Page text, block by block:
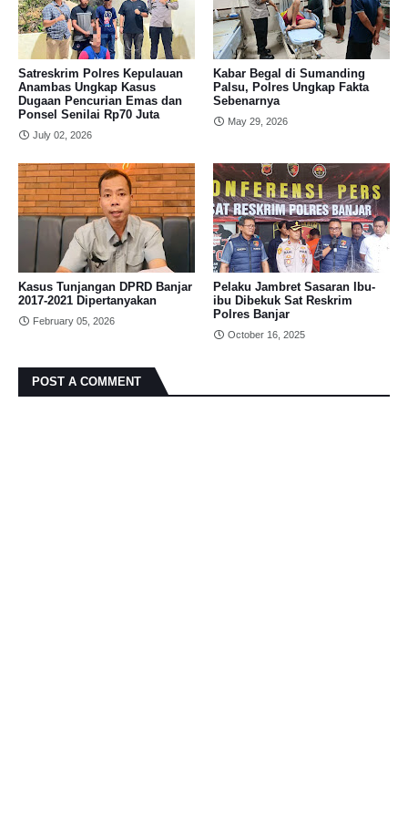
Satreskrim Polres Kepulauan
Anambas Ungkap Kasus
Dugaan Pencurian Emas dan
Ponsel Senilai Rp70 Juta
July 02, 2026
Kabar Begal di Sumanding
Palsu, Polres Ungkap Fakta
Sebenarnya
May 29, 2026
Kasus Tunjangan DPRD Banjar
2017-2021 Dipertanyakan
February 05, 2026
Pelaku Jambret Sasaran Ibu-
ibu Dibekuk Sat Reskrim
Polres Banjar
October 16, 2025
POST A COMMENT